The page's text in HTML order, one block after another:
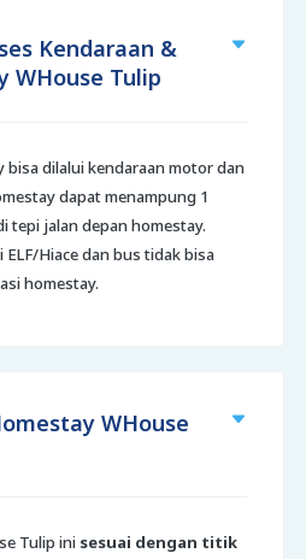
Kendaraan &
WHouse Tulip
dilalui kendaraan motor dan
dapat menampung 1
tepi jalan depan homestay.
Hiace dan bus tidak bisa
homestay.
WHouse
Tulip ini sesuai dengan titik